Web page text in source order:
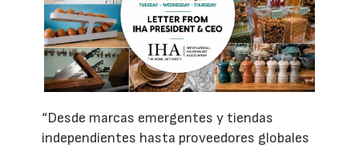
“Desde marcas emergentes y tiendas
independientes hasta proveedores globales